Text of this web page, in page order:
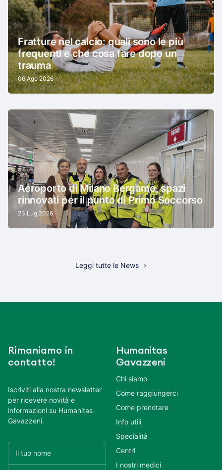
Fratture nel calcio: quali sono le più
frequenti e che cosa fare dopo un
trauma
06 Ago 2026
Aeroporto di Milano Bergamo, spazi
rinnovati per il punto di Primo Soccorso
23 Lug 2026
Leggi tutte le News
Rimaniamo in
contatto!
Iscriviti alla nostra newsletter
per ricevere novità e
informazioni su Humanitas
Gavazzeni.
Humanitas
Gavazzeni
Chi siamo
Come raggiungerci
Come prenotare
Info utili
Specialità
Centri
I nostri medici